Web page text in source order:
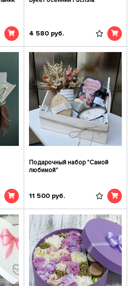
4 580 руб.
Подарочный набор "Самой
любимой"
11 500 руб.